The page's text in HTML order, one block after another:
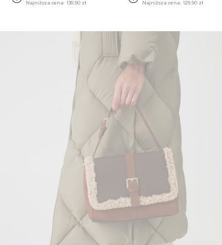
Najniższa cena: 139,90 zł
Najniższa cena: 129,90 zł